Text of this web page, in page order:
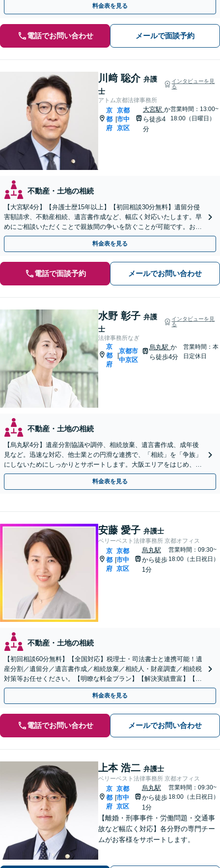
料金表を見る
電話でお問い合わせ メールで面談予約
川﨑 聡介 弁護
士
インタビューを見
る
アトム京都法律事務所
京
都
府
京都
市中
京区
大宮駅 か
ら徒歩4
分
営業時間：13:00~
18:00（日曜日）
不動産・土地の相続
【大宮駅4分】【弁護士歴15年以上】【初回相談30分無料】遺留分侵
害額請求、不動産相続、遺言書作成など、幅広く対応いたします。早
めにご相談いただくことで親族間の争いを防ぐことが可能です。おひ
とりで悩まず、まずは弁護士にご相談ください。
料金表を見る
電話で面談予約 メールでお問い合わせ
水野 彰子 弁護
士
インタビューを見
る
法律事務所なぎ
京
都
府
京都市
中京区
烏丸駅 か
ら徒歩4分
営業時間：本
日定休日
不動産・土地の相続
【烏丸駅4分】遺産分割協議や調停、相続放棄、遺言書作成、成年後
見など。迅速な対応、他士業との円滑な連携で、「相続」を「争族」
にしないためにしっかりとサポートします。大阪エリアをはじめ、出
張相談も対応します【Web面談可】【初回相談無料】
料金表を見る
安藤 愛子 弁護士
ベリーベスト法律事務所 京都オフィス
京
都
府
京都
市中
京区
烏丸駅
から徒歩
1分
営業時間：09:30~
18:00（土日祝日）
不動産・土地の相続
【初回相談60分無料】【全国対応】税理士・司法書士と連携可能！遺
産分割／遺留分／遺言書作成／相続放棄／相続人・財産調査／相続税
対策等お任せください。【明瞭な料金プラン】【解決実績豊富】【電
話相談可】
料金表を見る
電話でお問い合わせ メールでお問い合わせ
上本 浩二 弁護士
ベリーベスト法律事務所 京都オフィス
京
都
府
京都
市中
京区
烏丸駅
から徒歩
1分
営業時間：09:30~
18:00（土日祝日）
【離婚・刑事事件・労働問題・交通事
故など幅広く対応】各分野の専門チー
ムがお客様をサポートします。